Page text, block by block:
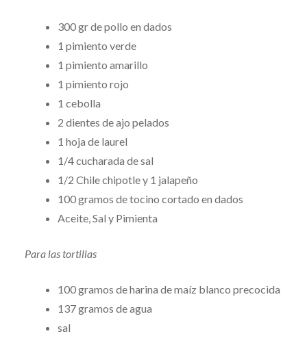
300 gr de pollo en dados
1 pimiento verde
1 pimiento amarillo
1 pimiento rojo
1 cebolla
2 dientes de ajo pelados
1 hoja de laurel
1/4 cucharada de sal
1/2 Chile chipotle y 1 jalapeño
100 gramos de tocino cortado en dados
Aceite, Sal y Pimienta
Para las tortillas
100 gramos de harina de maíz blanco precocida
137 gramos de agua
sal